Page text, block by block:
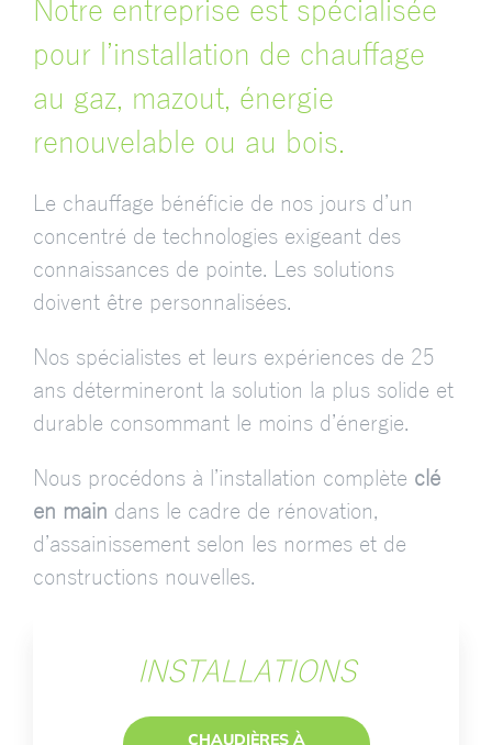
Notre entreprise est spécialisée
pour l’installation de chauffage
au gaz, mazout, énergie
renouvelable ou au bois.
Le chauffage bénéficie de nos jours d’un
concentré de technologies exigeant des
connaissances de pointe. Les solutions
doivent être personnalisées.
Nos spécialistes et leurs expériences de 25
ans détermineront la solution la plus solide et
durable consommant le moins d’énergie.
Nous procédons à l’installation complète clé
en main dans le cadre de rénovation,
d’assainissement selon les normes et de
constructions nouvelles.
INSTALLATIONS
CHAUDIÈRES À